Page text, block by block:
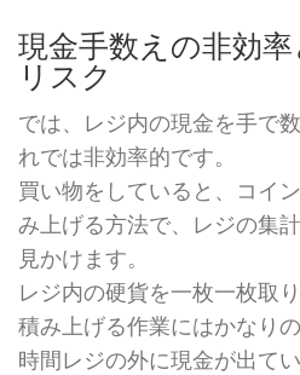
現金手数えの非効
リスク
では、レジ内の現金を手で
れでは非効率的です。
買い物をしていると、コイ
み上げる方法で、レジの集
見かけます。
レジ内の硬貨を一枚一枚取
積み上げる作業にはかなり
時間レジの外に現金が出て